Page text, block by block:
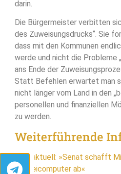
darin.
Die Bürgermeister verbitten
des Zuweisungsdrucks“. Sie
dass mit den Kommunen
werde und nicht die Probleme
ans Ende der
Statt Befehlen erwartet man
nicht länger vom Land in den
personellen und finanziellen
zu werden.
Weiterführende
BRD aktuell: »Senat schafft
Polizeicomputer ab«